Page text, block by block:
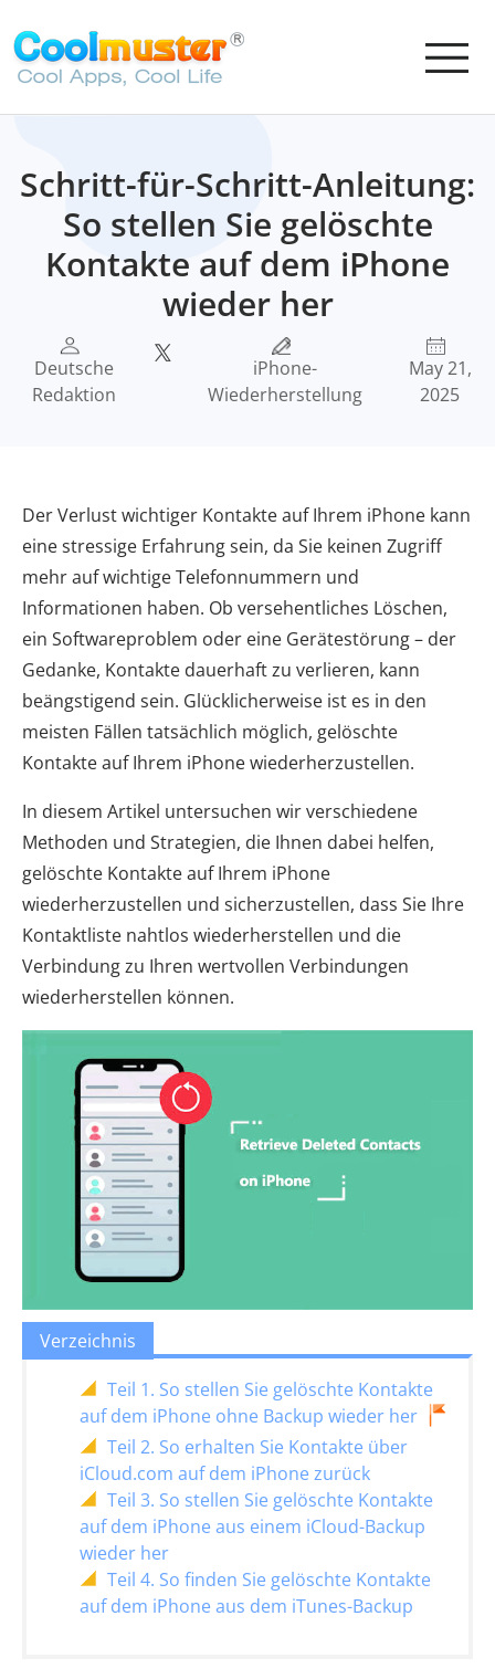
Schritt-für-Schritt-Anleitung:
So stellen Sie gelöschte
Kontakte auf dem iPhone
wieder her
Deutsche
Redaktion
iPhone-
Wiederherstellung
May 21,
2025
Der Verlust wichtiger Kontakte auf Ihrem iPhone kann
eine stressige Erfahrung sein, da Sie keinen Zugriff
mehr auf wichtige Telefonnummern und
Informationen haben. Ob versehentliches Löschen,
ein Softwareproblem oder eine Gerätestörung – der
Gedanke, Kontakte dauerhaft zu verlieren, kann
beängstigend sein. Glücklicherweise ist es in den
meisten Fällen tatsächlich möglich, gelöschte
Kontakte auf Ihrem iPhone wiederherzustellen.
In diesem Artikel untersuchen wir verschiedene
Methoden und Strategien, die Ihnen dabei helfen,
gelöschte Kontakte auf Ihrem iPhone
wiederherzustellen und sicherzustellen, dass Sie Ihre
Kontaktliste nahtlos wiederherstellen und die
Verbindung zu Ihren wertvollen Verbindungen
wiederherstellen können.
Verzeichnis
Teil 1. So stellen Sie gelöschte Kontakte
auf dem iPhone ohne Backup wieder her
Teil 2. So erhalten Sie Kontakte über
iCloud.com auf dem iPhone zurück
Teil 3. So stellen Sie gelöschte Kontakte
auf dem iPhone aus einem iCloud-Backup
wieder her
Teil 4. So finden Sie gelöschte Kontakte
auf dem iPhone aus dem iTunes-Backup